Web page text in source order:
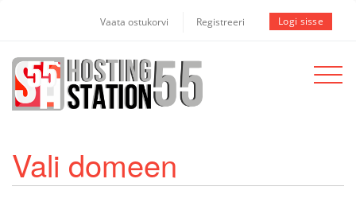
Vaata ostukorvi Registreeri Logi sisse
Toggle
Vali domeen